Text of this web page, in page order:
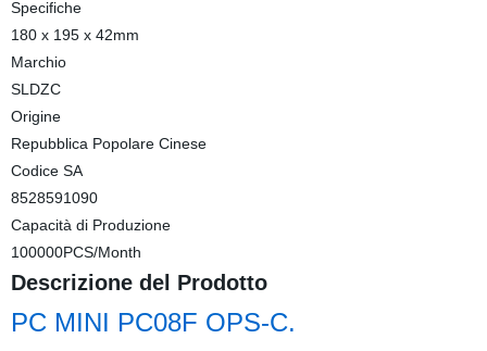
Specifiche
180 x 195 x 42mm
Marchio
SLDZC
Origine
Repubblica Popolare Cinese
Codice SA
8528591090
Capacità di Produzione
100000PCS/Month
Descrizione del Prodotto
PC MINI PC08F OPS-C.